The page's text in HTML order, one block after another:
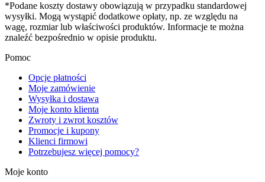
*Podane koszty dostawy obowiązują w przypadku standardowej
wysyłki. Mogą wystąpić dodatkowe opłaty, np. ze względu na
wagę, rozmiar lub właściwości produktów. Informacje te można
znaleźć bezpośrednio w opisie produktu.
Pomoc
Opcje płatności
Moje zamówienie
Wysyłka i dostawa
Moje konto klienta
Zwroty i zwrot kosztów
Promocje i kupony
Klienci firmowi
Potrzebujesz więcej pomocy?
Moje konto